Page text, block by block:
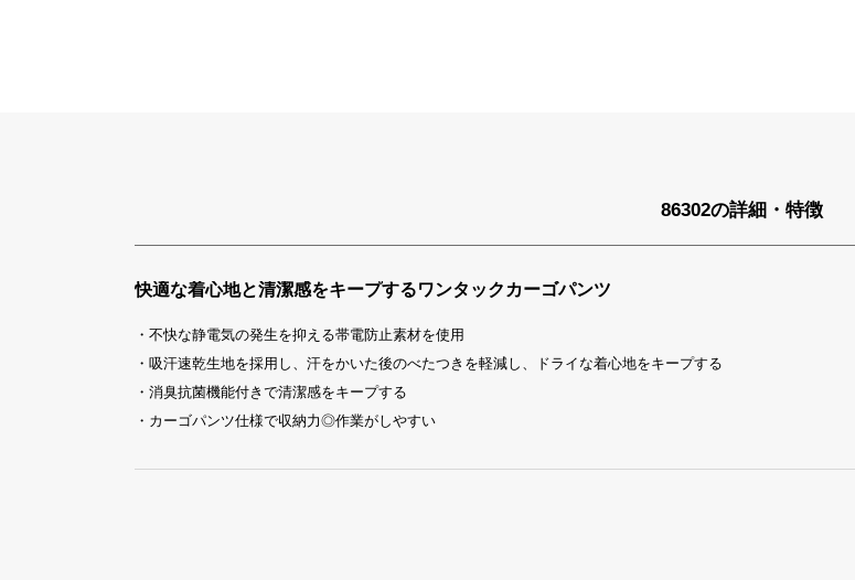
86302の詳細・特徴
快適な着心地と清潔感をキープするワンタックカーゴパンツ
・不快な静電気の発生を抑える帯電防止素材を使用
・吸汗速乾生地を採用し、汗をかいた後のべたつきを軽減し、ドライな着心地をキープする
・消臭抗菌機能付きで清潔感をキープする
・カーゴパンツ仕様で収納力◎作業がしやすい